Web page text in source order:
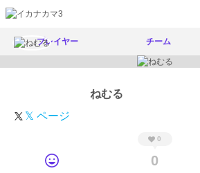
プレイヤー チーム
ねむる
𝕏 ページ
0
0